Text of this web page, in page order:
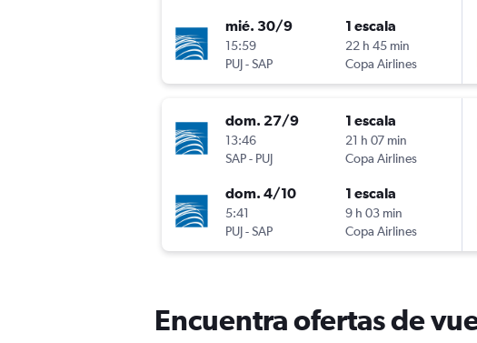
mié. 30/9
15:59
PUJ-SAP
1 escala
22 h 45 min
Copa Airlines
dom. 27/9
13:46
SAP- PUJ
1 escala
21 h 07 min
Copa Airlines
dom. 4/10
5:41
PUJ-SAP
1 escala
9 h 03 min
Copa Airlines
Encuentra ofertas de